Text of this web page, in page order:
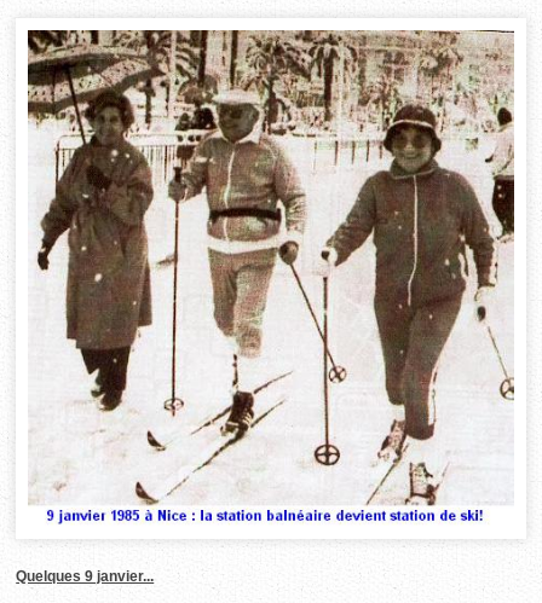
Quelques 9 janvier...